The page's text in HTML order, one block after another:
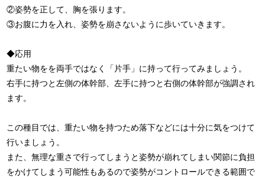
②姿勢を正して、胸を張ります。
③お腹に力を入れ、姿勢を崩さないように歩いていきます。
◆応用
重たい物をを両手ではなく「片手」に持って行ってみましょう。
右手に持つと左側の体幹部、左手に持つと右側の体幹部が強調され
ます。
この種目では、重たい物を持つため落下などには十分に気をつけて
行いましょう。
また、無理な重さで行ってしまうと姿勢が崩れてしまい関節に負担
をかけてしまう可能性もあるので姿勢がコントロールできる範囲で